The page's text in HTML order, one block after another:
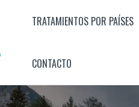
TRATAMIENTOS POR PAÍSES
CONTACTO